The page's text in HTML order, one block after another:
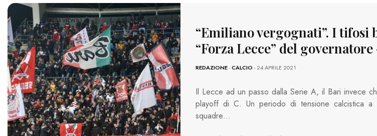
4254 VIEWS
“Emiliano vergognati”. I tifosi
“Forza Lecce” del governatore
REDAZIONE-CALCIO - 24 APRILE 2021
Il Lecce ad un passo dalla Serie A, il Bari invece
playoff di C. Un periodo di tensione calcistica
squadre…